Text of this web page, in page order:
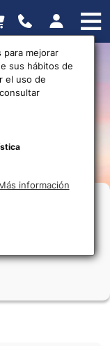
de
para mejorar
sus hábitos de
el uso de
información